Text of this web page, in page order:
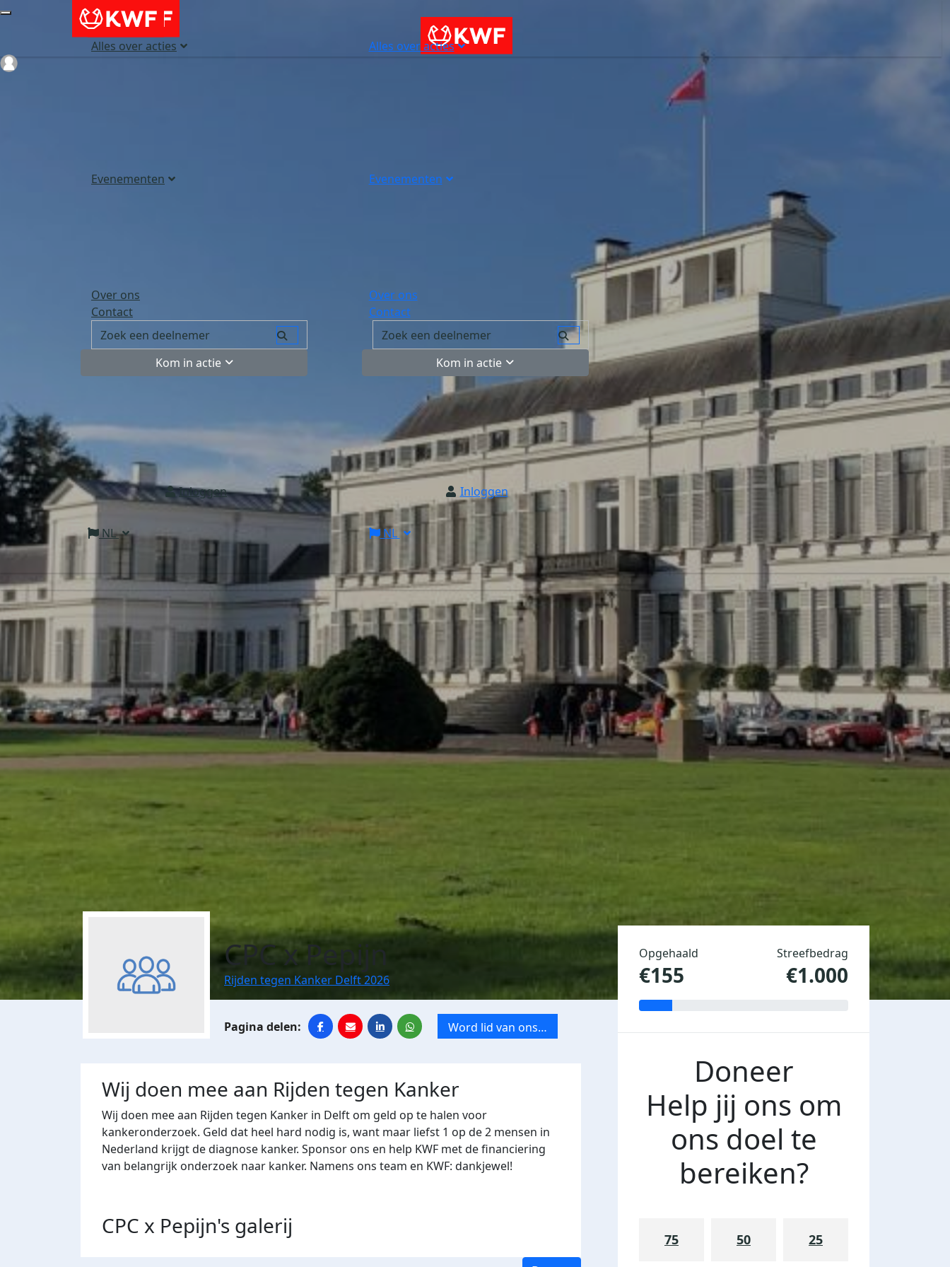
Alles over acties
Evenementen
Over ons
Contact
Kom in actie
Inloggen
NL
Alles over acties
Evenementen
Over ons
Contact
Kom in actie
Inloggen
NL
CPC x Pepijn
Rijden tegen Kanker Delft 2026
Word lid van ons
team
Wij doen mee aan Rijden tegen Kanker
Wij doen mee aan Rijden tegen Kanker in Delft om geld op te halen voor
kankeronderzoek. Geld dat heel hard nodig is, want maar liefst 1 op de 2 mensen in
Nederland krijgt de diagnose kanker. Sponsor ons en help KWF met de financiering
van belangrijk onderzoek naar kanker. Namens ons team en KWF: dankjewel!
CPC x Pepijn's galerij
Opgehaald
€155
Streefbedrag
€1.000
Doneer
Help jij ons om
ons doel te
bereiken?
75 50 25